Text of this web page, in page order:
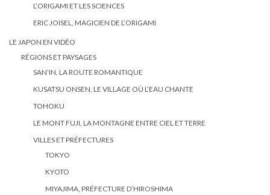
L’ORIGAMI ET LES SCIENCES
ERIC JOISEL, MAGICIEN DE L’ORIGAMI
LE JAPON EN VIDÉO
RÉGIONS ET PAYSAGES
SAN’IN, LA ROUTE ROMANTIQUE
KUSATSU ONSEN, LE VILLAGE OÙ L’EAU CHANTE
TOHOKU
LE MONT FUJI, LA MONTAGNE ENTRE CIEL ET TERRE
VILLES ET PRÉFECTURES
TOKYO
KYOTO
MIYAJIMA, PRÉFECTURE D’HIROSHIMA